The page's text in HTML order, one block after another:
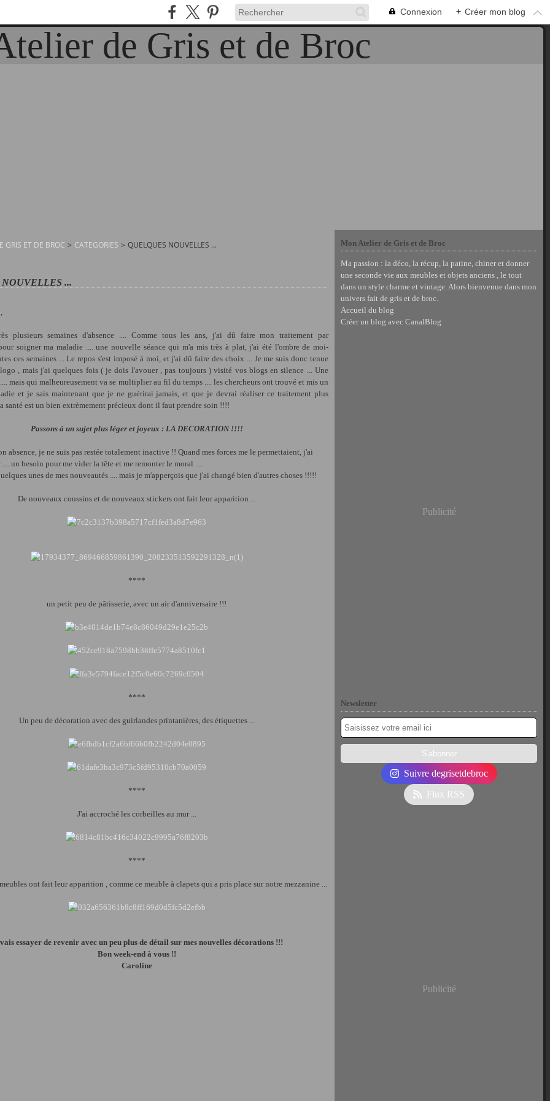
Connexion + Créer mon blog
GRIS ET DE BROC > CATEGORIES > QUELQUES NOUVELLES ...
...
plusieurs semaines d'absence .... Comme tous les ans, j'ai dû faire mon traitement par
soigner ma maladie .... une nouvelle séance qui m'a mis très à plat, j'ai été l'ombre de moi-
ces semaines ... Le repos s'est imposé à moi, et j'ai dû faire des choix ... Je me suis donc tenue
, mais j'ai quelques fois ( je dois l'avouer , pas toujours ) visité vos blogs en silence ... Une
mais qui malheureusement va se multiplier au fil du temps .... les chercheurs ont trouvé et mis un
et je sais maintenant que je ne guérirai jamais, et que je devrai réaliser ce traitement plus
santé est un bien extrèmement précieux dont il faut prendre soin !!!!
Passons à un sujet plus léger et joyeux : LA DECORATION !!!!
absence, je ne suis pas restée totalement inactive !! Quand mes forces me le permettaient, j'ai
un besoin pour me vider la tête et me remonter le moral ....
unes de mes nouveautés .... mais je m'apperçois que j'ai changé bien d'autres choses !!!!!
De nouveaux coussins et de nouveaux stickers ont fait leur apparition ...
****
un petit peu de pâtisserie, avec un air d'anniversaire !!!
****
Un peu de décoration avec des guirlandes printanières, des étiquettes ...
****
J'ai accroché les corbeilles au mur ...
****
ont fait leur apparition , comme ce meuble à clapets qui a pris place sur notre mezzanine ...
essayer de revenir avec un peu plus de détail sur mes nouvelles décorations !!!
Bon week-end à vous !!
Caroline
Mon Atelier de Gris et de Broc
Ma passion : la déco, la récup, la patine, chiner et donner
une seconde vie aux meubles et objets anciens , le tout
dans un style charme et vintage. Alors bienvenue dans mon
univers fait de gris et de broc.
Accueil du blog
Créer un blog avec CanalBlog
Publicité
Newsletter
Suivre degrisetdebroc
Flux RSS
Publicité